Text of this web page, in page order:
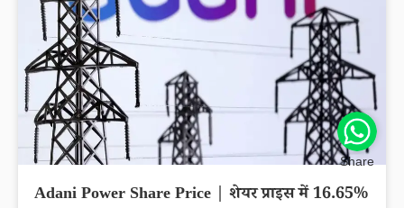
Adani Power Share Price | शेयर प्राइस में 16.65%
Share